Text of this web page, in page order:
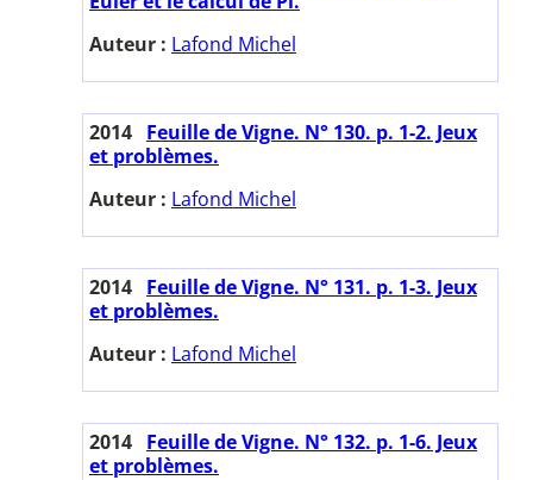
Auteur : Lafond Michel
2014 Feuille de Vigne. N° 130. p. 1-2. Jeux
et problèmes.
Auteur : Lafond Michel
2014 Feuille de Vigne. N° 131. p. 1-3. Jeux
et problèmes.
Auteur : Lafond Michel
2014 Feuille de Vigne. N° 132. p. 1-6. Jeux
et problèmes.